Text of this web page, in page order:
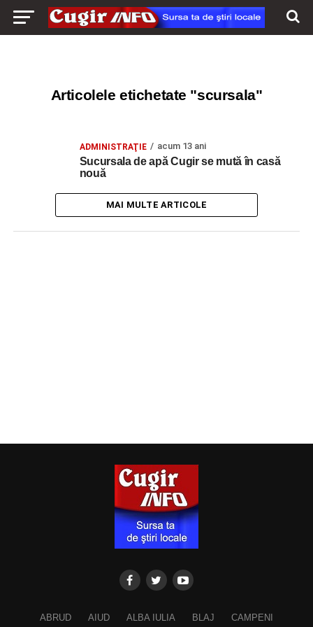
Articolele etichetate "scursala"
ADMINISTRAŢIE acum 13 ani
Sucursala de apă Cugir se mută în casă
nouă
MAI MULTE ARTICOLE
ABRUD AIUD ALBA IULIA BLAJ CAMPENI